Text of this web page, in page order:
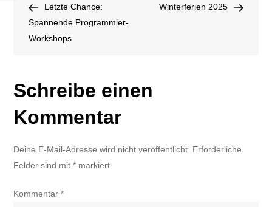
PostLetzte Chance:
Spannende Programmier-
Workshops
Post
Winterferien 2025
Schreibe einen
Kommentar
Deine E-Mail-Adresse wird nicht veröffentlicht. Erforderliche
Felder sind mit* markiert
Kommentar*